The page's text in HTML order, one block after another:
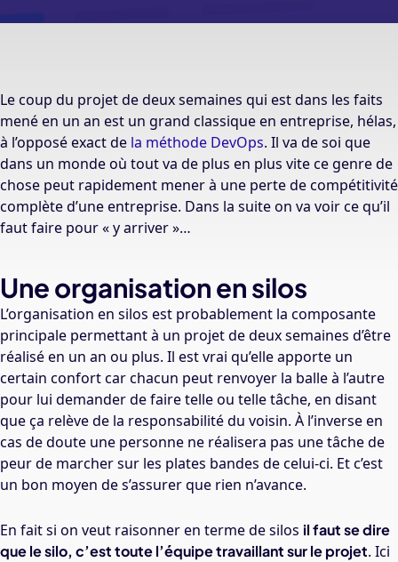
Le coup du projet de deux semaines qui est dans les faits
mené en un an est un grand classique en entreprise, hélas,
à l’opposé exact de la méthode DevOps. Il va de soi que
dans un monde où tout va de plus en plus vite ce genre de
chose peut rapidement mener à une perte de compétitivité
complète d’une entreprise. Dans la suite on va voir ce qu’il
faut faire pour « y arriver »…
Une organisation en silos
L’organisation en silos est probablement la composante
principale permettant à un projet de deux semaines d’être
réalisé en un an ou plus. Il est vrai qu’elle apporte un
certain confort car chacun peut renvoyer la balle à l’autre
pour lui demander de faire telle ou telle tâche, en disant
que ça relève de la responsabilité du voisin. À l’inverse en
cas de doute une personne ne réalisera pas une tâche de
peur de marcher sur les plates bandes de celui-ci. Et c’est
un bon moyen de s’assurer que rien n’avance.
En fait si on veut raisonner en terme de silos il faut se dire
que le silo, c’est toute l’équipe travaillant sur le projet. Ici